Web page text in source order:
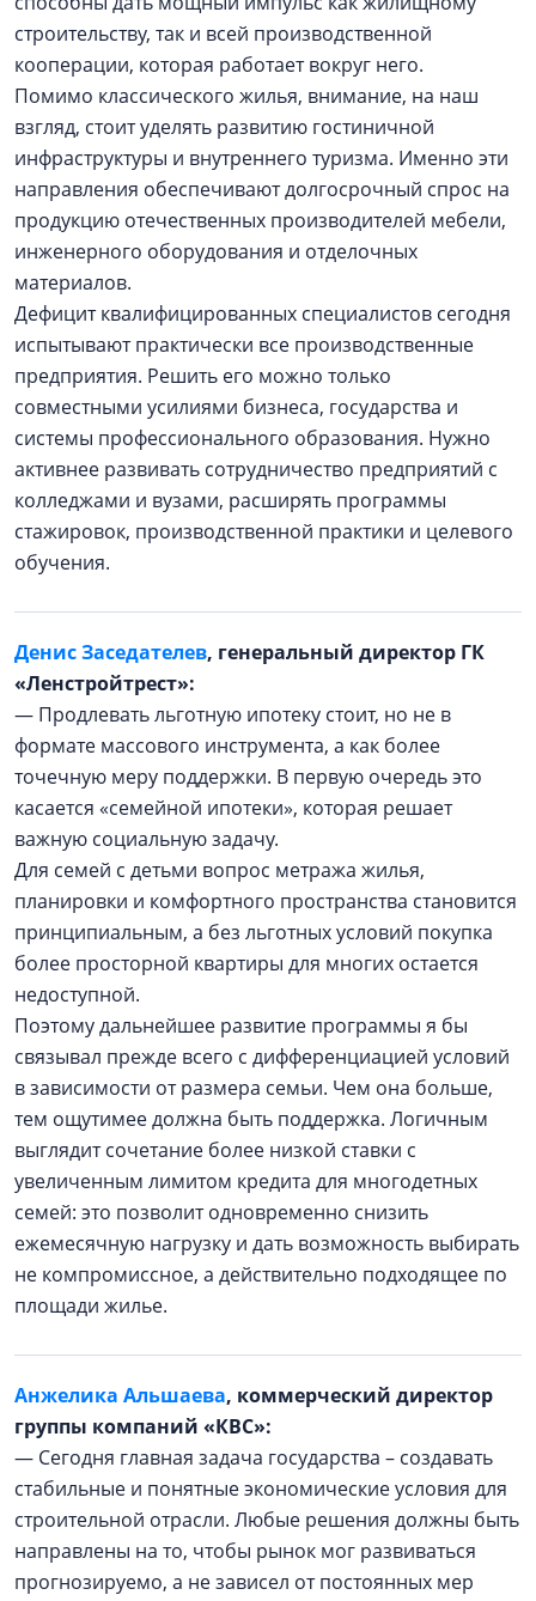
строительству, так и всей производственной
кооперации, которая работает вокруг него.
Помимо классического жилья, внимание, на наш
взгляд, стоит уделять развитию гостиничной
инфраструктуры и внутреннего туризма. Именно эти
направления обеспечивают долгосрочный спрос на
продукцию отечественных производителей мебели,
инженерного оборудования и отделочных
материалов.
Дефицит квалифицированных специалистов сегодня
испытывают практически все производственные
предприятия. Решить его можно только
совместными усилиями бизнеса, государства и
системы профессионального образования. Нужно
активнее развивать сотрудничество предприятий с
колледжами и вузами, расширять программы
стажировок, производственной практики и целевого
обучения.
Денис Заседателев, генеральный директор ГК
«Ленстройтрест»:
— Продлевать льготную ипотеку стоит, но не в
формате массового инструмента, а как более
точечную меру поддержки. В первую очередь это
касается «семейной ипотеки», которая решает
важную социальную задачу.
Для семей с детьми вопрос метража жилья,
планировки и комфортного пространства становится
принципиальным, а без льготных условий покупка
более просторной квартиры для многих остается
недоступной.
Поэтому дальнейшее развитие программы я бы
связывал прежде всего с дифференциацией условий
в зависимости от размера семьи. Чем она больше,
тем ощутимее должна быть поддержка. Логичным
выглядит сочетание более низкой ставки с
увеличенным лимитом кредита для многодетных
семей: это позволит одновременно снизить
ежемесячную нагрузку и дать возможность выбирать
не компромиссное, а действительно подходящее по
площади жилье.
Анжелика Альшаева, коммерческий директор
группы компаний «КВС»:
— Сегодня главная задача государства – создавать
стабильные и понятные экономические условия для
строительной отрасли. Любые решения должны быть
направлены на то, чтобы рынок мог развиваться
прогнозируемо, а не зависел от постоянных мер